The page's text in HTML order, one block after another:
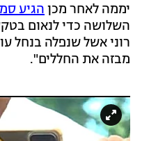
יממה לאחר מכן הגיע
מבזה את החללים".